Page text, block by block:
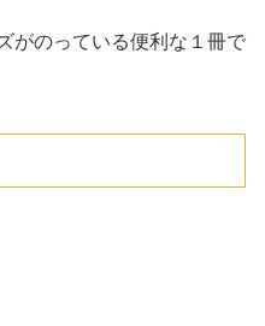
がのっている便利な１冊で